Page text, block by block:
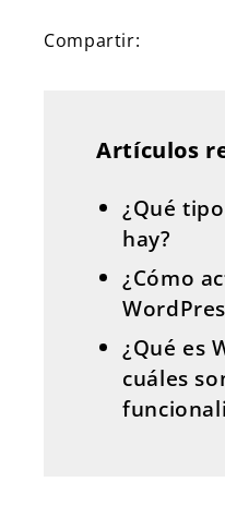
Compartir:
Artículos
¿Qué
hay?
¿Cómo
¿Qué es
cuáles